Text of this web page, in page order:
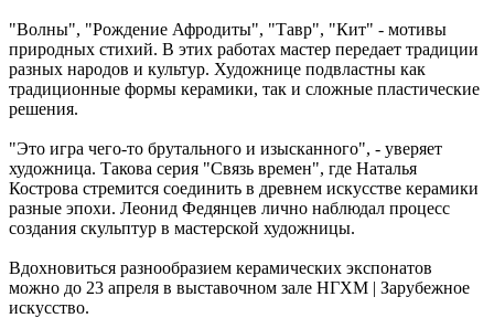
"Волны", "Рождение Афродиты", "Тавр", "Кит" - мотивы
природных стихий. В этих работах мастер передает традиции
разных народов и культур. Художнице подвластны как
традиционные формы керамики, так и сложные пластические
решения.
"Это игра чего-то брутального и изысканного", - уверяет
художница. Такова серия "Связь времен", где Наталья
Кострова стремится соединить в древнем искусстве керамики
разные эпохи. Леонид Федянцев лично наблюдал процесс
создания скульптур в мастерской художницы.
Вдохновиться разнообразием керамических экспонатов
можно до 23 апреля в выставочном зале НГХМ | Зарубежное
искусство.